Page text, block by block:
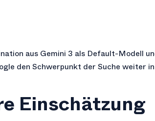
aus Gemini 3 als Default-Modell
den Schwerpunkt der Suche weiter
Einschätzung